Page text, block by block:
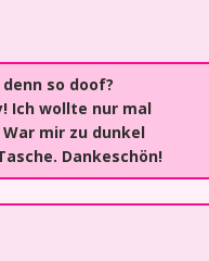
so doof?
Ich wollte nur mal
mir zu dunkel
Dankeschön!